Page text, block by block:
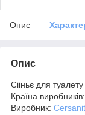
Опис
Опис
Сііньє для
Країна
Виробник: Cersanit